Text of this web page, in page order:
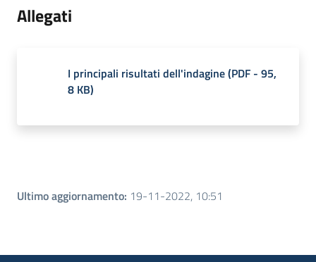
Allegati
I principali risultati dell'indagine(PDF - 95,
8 KB)
Ultimo aggiornamento: 19-11-2022, 10:51